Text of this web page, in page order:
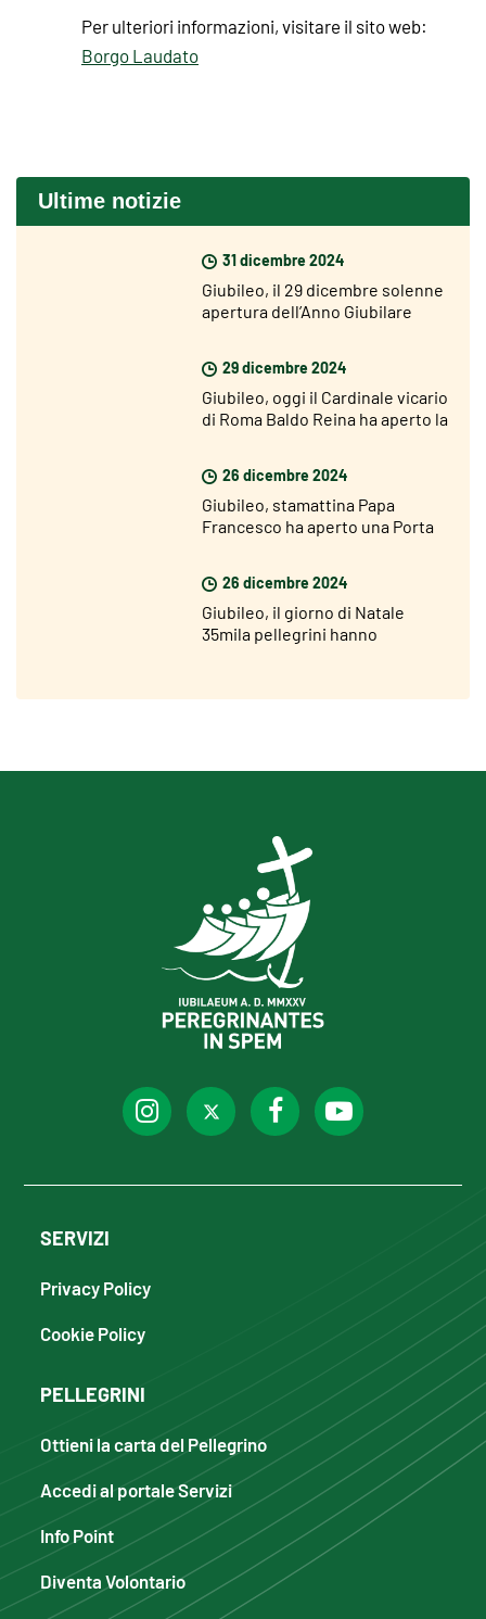
Per ulteriori informazioni, visitare il sito web:
Borgo Laudato
Ultime notizie
31 dicembre 2024
Giubileo, il 29 dicembre solenne
apertura dell’Anno Giubilare
29 dicembre 2024
Giubileo, oggi il Cardinale vicario
di Roma Baldo Reina ha aperto la
26 dicembre 2024
Giubileo, stamattina Papa
Francesco ha aperto una Porta
26 dicembre 2024
Giubileo, il giorno di Natale
35mila pellegrini hanno
SERVIZI
Privacy Policy
Cookie Policy
PELLEGRINI
Ottieni la carta del Pellegrino
Accedi al portale Servizi
Info Point
Diventa Volontario